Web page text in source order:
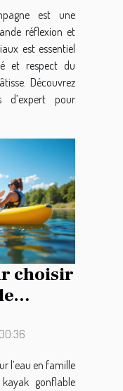
est une
réflexion et
est essentiel
et respect du
Découvrez
pour
choisir
l’eau en famille
gonflable